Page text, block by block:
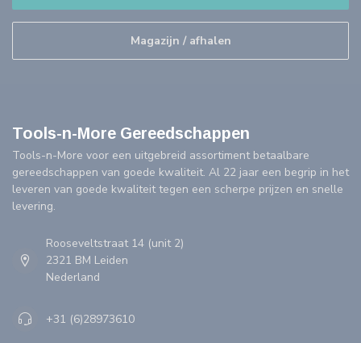
Magazijn / afhalen
Tools-n-More Gereedschappen
Tools-n-More voor een uitgebreid assortiment betaalbare
gereedschappen van goede kwaliteit. Al 22 jaar een begrip in het
leveren van goede kwaliteit tegen een scherpe prijzen en snelle
levering.
Rooseveltstraat 14 (unit 2)
2321 BM Leiden
Nederland
+31 (6)28973610